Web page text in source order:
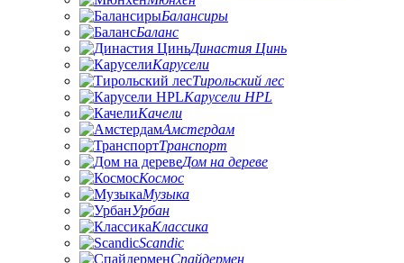
Балансиры
Баланс
Династия Цинь
Карусели
Тирольский лес
Карусели HPL
Качели
Амстердам
Транспорт
Дом на дереве
Космос
Музыка
Урбан
Классика
Scandic
Спайдермен